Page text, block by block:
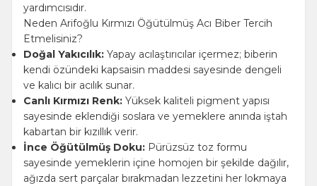
yardımcısıdır.
Neden Arifoğlu Kırmızı Öğütülmüş Acı Biber Tercih
Etmelisiniz?
Doğal Yakıcılık: Yapay acılaştırıcılar içermez; biberin
kendi özündeki kapsaisin maddesi sayesinde dengeli
ve kalıcı bir acılık sunar.
Canlı Kırmızı Renk: Yüksek kaliteli pigment yapısı
sayesinde eklendiği soslara ve yemeklere anında iştah
kabartan bir kızıllık verir.
İnce Öğütülmüş Doku: Pürüzsüz toz formu
sayesinde yemeklerin içine homojen bir şekilde dağılır,
ağızda sert parçalar bırakmadan lezzetini her lokmaya